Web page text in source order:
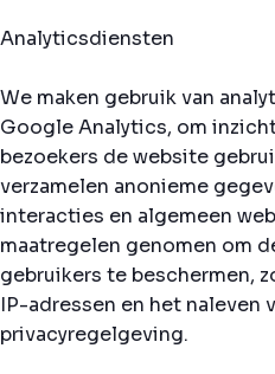
Analyticsdiensten
We maken gebruik van
Google Analytics, om
bezoekers de website
verzamelen anonieme
interacties en algemeen
maatregelen genomen om
gebruikers te beschermen,
IP-adressen en het naleven
privacyregelgeving.